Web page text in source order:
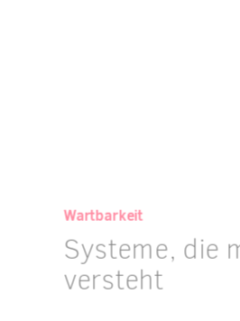
Wartbarkeit
Systeme, die
versteht